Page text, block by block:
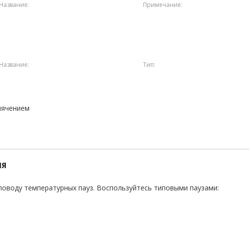
Название: Примечание:
Название: Тип:
температурных пауз. Воспользуйтесь типовыми паузами: